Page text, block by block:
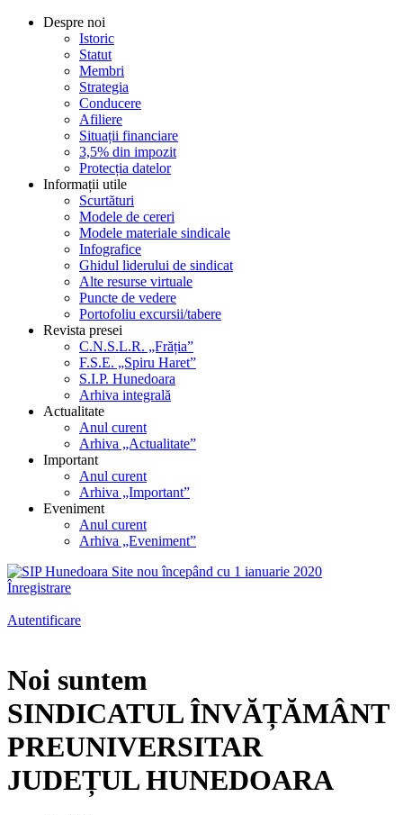
Despre noi
Istoric
Statut
Membri
Strategia
Conducere
Afiliere
Situații financiare
3,5% din impozit
Protecția datelor
Informații utile
Scurtături
Modele de cereri
Modele materiale sindicale
Infografice
Ghidul liderului de sindicat
Alte resurse virtuale
Puncte de vedere
Portofoliu excursii/tabere
Revista presei
C.N.S.L.R. „Frăția”
F.S.E. „Spiru Haret”
S.I.P. Hunedoara
Arhiva integrală
Actualitate
Anul curent
Arhiva „Actualitate”
Important
Anul curent
Arhiva „Important”
Eveniment
Anul curent
Arhiva „Eveniment”
Înregistrare
Autentificare
Noi suntem
SINDICATUL ÎNVĂȚĂMÂNT
PREUNIVERSITAR
JUDEȚUL HUNEDOARA